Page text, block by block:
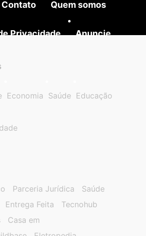
Contato Quem somos
Privacidade Anuncie
Economia Saúde Educação
Parceria Jurídica
Saúde
Entrega Feita
Tecnohub
Casa em